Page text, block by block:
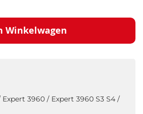
Winkelwagen
3960 / Expert 3960 S3 S4 /